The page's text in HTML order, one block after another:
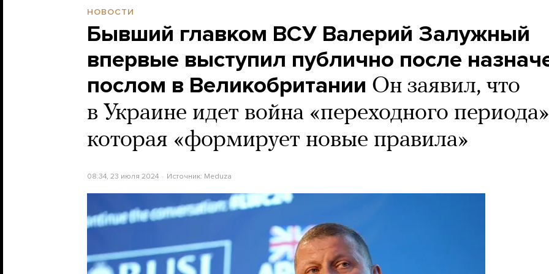
НОВОСТИ
Бывший главком ВСУ Валерий Залужный
впервые выступил публично после
послом в Великобритании Он заявил, что
в Украине идет война «переходного
которая «формирует новые правила»
08:34, 23 июля 2024 Источник: Meduza